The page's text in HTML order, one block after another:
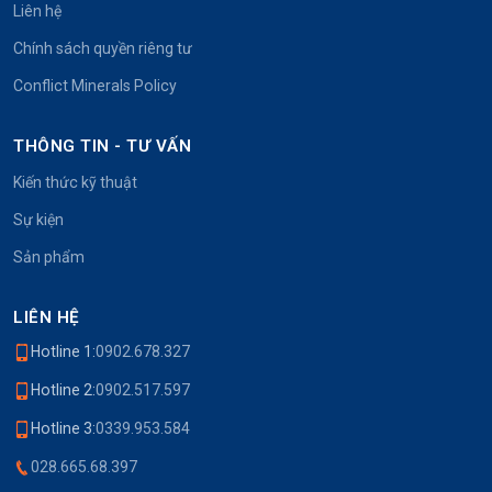
Liên hệ
Chính sách quyền riêng tư
Conflict Minerals Policy
THÔNG TIN - TƯ VẤN
Kiến thức kỹ thuật
Sự kiện
Sản phẩm
LIÊN HỆ
Hotline 1:0902.678.327
Hotline 2:0902.517.597
Hotline 3:0339.953.584
028.665.68.397